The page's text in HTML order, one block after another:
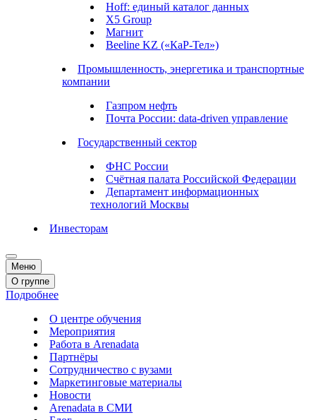
Hoff: единый каталог данных
X5 Group
Магнит
Beeline KZ («КаР-Тел»)
Промышленность, энергетика и транспортные
компании
Газпром нефть
Почта России: data-driven управление
Государственный сектор
ФНС России
Счётная палата Российской Федерации
Департамент информационных
технологий Москвы
Инвесторам
Меню
О группе
Подробнее
О центре обучения
Мероприятия
Работа в Arenadata
Партнёры
Сотрудничество с вузами
Маркетинговые материалы
Новости
Arenadata в СМИ